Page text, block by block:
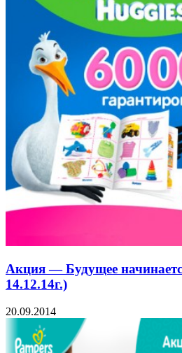
Акция — Будущее
14.12.14г.)
20.09.2014